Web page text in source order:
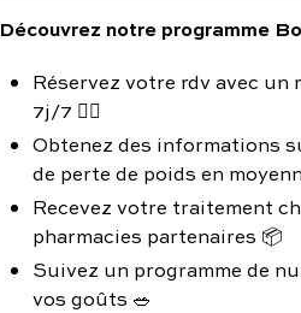
Découvrez notre programme
Réservez votre rdv avec
7j/7 👨‍⚕️
Obtenez des informations
de perte de poids en
Recevez votre traitement
pharmacies partenaires 📦
Suivez un programme de
vos goûts 🥗